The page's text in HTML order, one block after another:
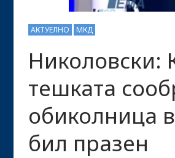
АКТУЕЛНО МКД
Николовски:
тешката
обиколница
бил празен